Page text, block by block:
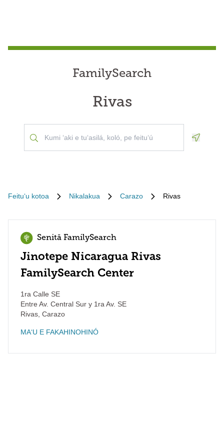
FamilySearch
Rivas
Feituʻu kotoa Nikalakua Carazo Rivas
Senitā FamilySearch
Jinotepe Nicaragua Rivas
FamilySearch Center
1ra Calle SE
Entre Av. Central Sur y 1ra Av. SE
Rivas Carazo
MAʻU E FAKAHINOHINÓ